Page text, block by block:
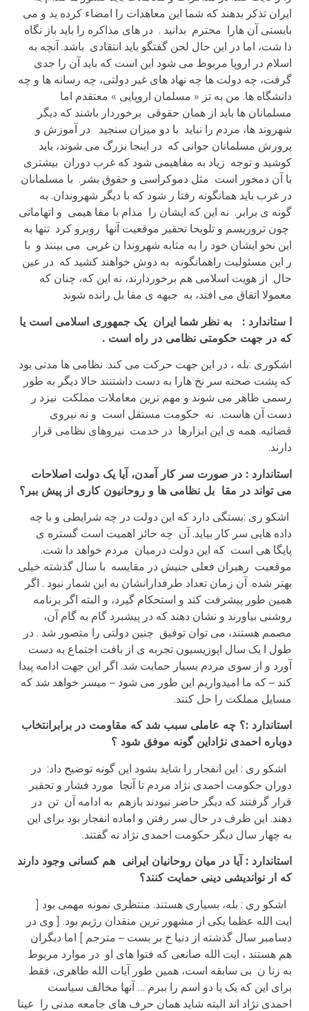
ایران تذکر بدهند که شما این معاهدات را امضاء کرده ید و می
بایستی آن هارا محترم بدانید . در های مذاکره را باید باز نگاه
دا شت، اما در این حال لحن گفتگو باید انتقادی باشد. آنچه به
اسلام در اروپا مربوط می شود این است که باید آن را جدی
گرفت، چه دولت ها چه نهاد های غیر دولتی، چه رسانه ها و چه
دانشگاه ها. من به تز « مسلمان اروپایی » معتقدم اما
مسلمانان ها باید از همان حقوقی برخوردار باشند که دیگر
شهروند ها، مردم را نباید با دو میزان سنجید در آموزش و
پرورش مسلمانان جوانی که در اینجا بزرگ می شوند، باید
کوشید و توجه زیاد به مفاهیمی شود که غرب دوران بیشتری
با آن دمخور است مثل دموکراسی و حقوق بشر. با مسلمانان
در غرب باید همانگونه رفتا ر شود که با دیگر شهروندان. به
گونه ی برابر. نه این که ایشان را مدام با مفا هیمی و اتهاماتی
چون تروریسم و تلویحا تحقیر موقعیت آنها روبرو کرد تنها به
این نحو ایشان خود را به مثابه شهروندا ن غربی می بینند و با
ر این مسئولیت راهمانگونه به دوش خواهند کشید که در عین
حال از هویت اسلامی هم برخوردارند، نه این که، چنان که
معمولا اتفاق می افتد، به جبهه ی مقا بل رانده شوند
ا ستاندارد : به نظر شما ایران یک جمهوری اسلامی است یا
که در جهت حکومتی نظامی در راه است .
اشکوری :بله ، در این جهت حرکت می کند. نظامی ها مدتی بود
که پشت صحنه سر نخ هارا به دست داشتنند حالا دیگر به طور
رسمی ظاهر می شوند و مهم ترین معاملات مملکت نیزد ر
دست آن هاست. نه حکومت مستقل است و نه نیروی
قضائیه. همه ی این ابزارها در خدمت نیروهای نظامی قرار
دارند.
استاندارد : در صورت سر کار آمدن، آیا یک دولت اصلاحات
می تواند در مقا بل نظامی ها و روحانیون کاری از پیش ببر؟
اشکو ری :بستگی دارد که این دولت در چه شرایطی و با چه
داده هایی سر کار بیاید. آن چه حائز اهمیت است گستره ی
پایگا هی است که این دولت درمیان مردم خواهد دا شت.
موقعیت رهبران فعلی جنبش در مقایسه با سال گذشته خیلی
بهتر شده. آن زمان تعداد طرفدارانشان به این شمار نبود . اگر
همین طور پیشرفت کند و استحکام گیرد، و البته اگر برنامه
روشنی بیاورند و نشان دهند که در پیشبرد گام به گام آن،
مصمم هستند، می توان توفیق چنین دولتی را متصور شد . در
طول ا یک سال اپوزیسیون تجربه ی از بافت اجتماع به دست
آورد و از سوی مردم بسیار حمایت شد. اگر این جهت ادامه پیدا
کند – که ما امیدواریم این طور می شود – میسر خواهد شد که
مسایل مملکت را حل کنند.
استاندارد :؟ چه عاملی سبب شد که مقاومت در برابرانتخاب
دوباره احمدی نژاداین گونه موفق شود ؟
اشکو ری : این انفجار را شاید بشود این گونه توضیح داد: در
دوران حکومت احمدی نژاد مردم تا آنجا مورد فشار و تحقیر
قرار گرفتند که دیگر حاضر نبودند بازهم به ادامه آن تن در
دهند. این ظرف در حال سر رفتن و اماده انفجار بود برای این
به چهار سال دیگر حکومت احمدی نژاد نه گفتند.
استاندارد : آیا در میان روحانیان ایرانی هم کسانی وجود دارند
که ار نواندیشی دینی حمایت کنند؟
اشکو ری : بله، بسیاری هستند. منتظری نمونه مهمی بود [
ایت الله عظما یکی از مشهور ترین منقدان رژیم بود. [ وی در
دسامبر سال گذشته از دنیا خ بر بست – مترجم ] اما دیگران
هم هستند ، ایت الله صانعی که فتوا های او در موارد مربوط
به زنا ن بی سابقه است، همین طور آیات الله طاهری، فقط
برای این که یک یا دو اسم را ببرم … آنها مخالف سیاست
احمدی نژاد اند البته شاید همان حرف های جامعه مدنی را عینا